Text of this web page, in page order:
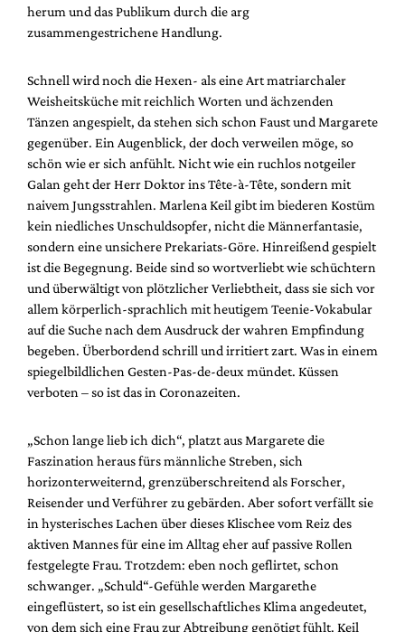
herum und das Publikum durch die arg
zusammengestrichene Handlung.
Schnell wird noch die Hexen- als eine Art matriarchaler
Weisheitsküche mit reichlich Worten und ächzenden
Tänzen angespielt, da stehen sich schon Faust und Margarete
gegenüber. Ein Augenblick, der doch verweilen möge, so
schön wie er sich anfühlt. Nicht wie ein ruchlos notgeiler
Galan geht der Herr Doktor ins Tête-à-Tête, sondern mit
naivem Jungsstrahlen. Marlena Keil gibt im biederen Kostüm
kein niedliches Unschuldsopfer, nicht die Männerfantasie,
sondern eine unsichere Prekariats-Göre. Hinreißend gespielt
ist die Begegnung. Beide sind so wortverliebt wie schüchtern
und überwältigt von plötzlicher Verliebtheit, dass sie sich vor
allem körperlich-sprachlich mit heutigem Teenie-Vokabular
auf die Suche nach dem Ausdruck der wahren Empfindung
begeben. Überbordend schrill und irritiert zart. Was in einem
spiegelbildlichen Gesten-Pas-de-deux mündet. Küssen
verboten – so ist das in Coronazeiten.
„Schon lange lieb ich dich“, platzt aus Margarete die
Faszination heraus fürs männliche Streben, sich
horizonterweiternd, grenzüberschreitend als Forscher,
Reisender und Verführer zu gebärden. Aber sofort verfällt sie
in hysterisches Lachen über dieses Klischee vom Reiz des
aktiven Mannes für eine im Alltag eher auf passive Rollen
festgelegte Frau. Trotzdem: eben noch geflirtet, schon
schwanger. „Schuld“-Gefühle werden Margarethe
eingeflüstert, so ist ein gesellschaftliches Klima angedeutet,
von dem sich eine Frau zur Abtreibung genötigt fühlt. Keil